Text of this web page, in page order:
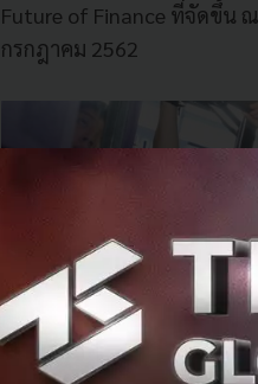
Future of Finance ที่จัดขึ้น
กรกฎาคม 2562